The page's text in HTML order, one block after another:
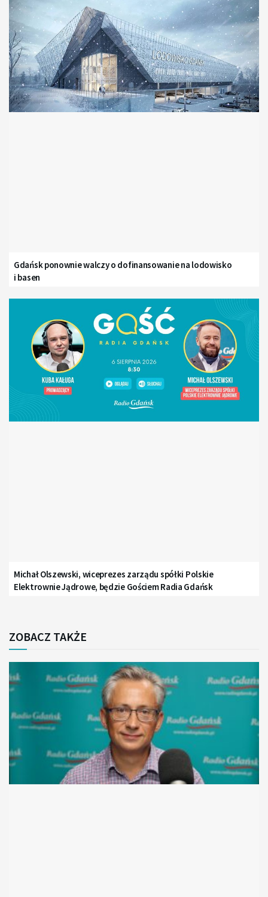
Gdańsk ponownie walczy o dofinansowanie na lodowisko
i basen
Michał Olszewski, wiceprezes zarządu spółki Polskie
Elektrownie Jądrowe, będzie Gościem Radia Gdańsk
ZOBACZ TAKŻE